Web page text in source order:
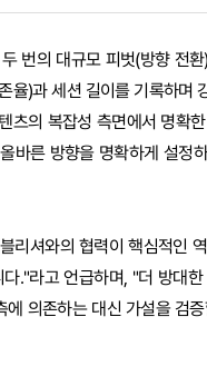
번의 대규모 피벗(방향 전
)과 세션 길이를 기록하며
의 복잡성 측면에서 명확
바른 방향을 명확하게 설정
리셔와의 협력이 핵심적인
."라고 언급하며, "더 방대
의존하는 대신 가설을 검